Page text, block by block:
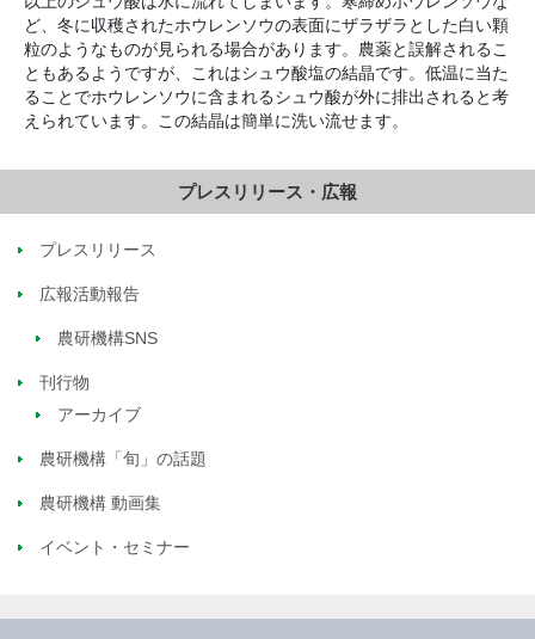
ど、冬に収穫されたホウレンソウの表面にザラザラとした白い顆
粒のようなものが見られる場合があります。農薬と誤解されるこ
ともあるようですが、これはシュウ酸塩の結晶です。低温に当た
ることでホウレンソウに含まれるシュウ酸が外に排出されると考
えられています。この結晶は簡単に洗い流せます。
プレスリリース・広報
プレスリリース
広報活動報告
農研機構SNS
刊行物
アーカイブ
農研機構「旬」の話題
農研機構 動画集
イベント・セミナー